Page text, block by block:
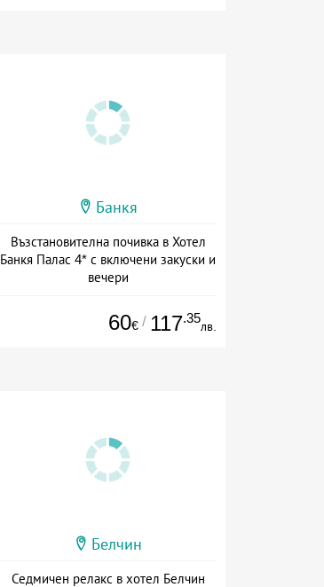
Банкя
Възстановителна почивка в Хотел
Банкя Палас 4* с включени закуски и
вечери
60€ / 117.35
лв.
Белчин
Седмичен релакс в хотел Белчин